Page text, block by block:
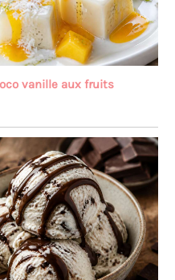
vanille aux fruits